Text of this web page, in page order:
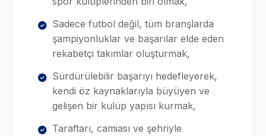
Sadece futbol değil, tüm branşlarda
şampiyonluklar ve başarılar elde eden
rekabetçi takımlar oluşturmak,
Sürdürülebilir başarıyı hedefleyerek,
kendi öz kaynaklarıyla büyüyen ve
gelişen bir kulüp yapısı kurmak,
Taraftarı, camiası ve şehriyle